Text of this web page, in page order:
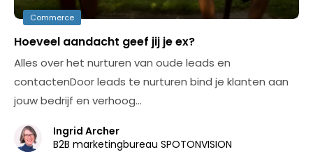
Commerce
Hoeveel aandacht geef jij je ex?
Alles over het nurturen van oude leads en
contactenDoor leads te nurturen bind je klanten aan
jouw bedrijf en verhoog…
Ingrid Archer
B2B marketingbureau SPOTONVISION